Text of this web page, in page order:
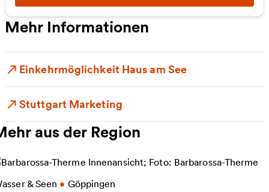
Mehr Informationen
Einkehrmöglichkeit Haus am See
Stuttgart Marketing
aus der Region
& Seen • Göppingen
Informationen zu Barbarossa-Thermen